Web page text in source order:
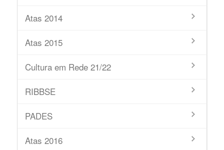
Atas 2014
Atas 2015
Cultura em Rede 21/22
RIBBSE
PADES
Atas 2016